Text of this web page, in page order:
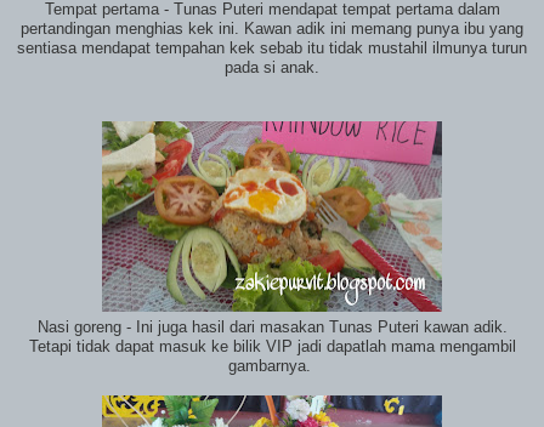
Tempat pertama - Tunas Puteri mendapat tempat pertama dalam
pertandingan menghias kek ini. Kawan adik ini memang punya ibu yang
sentiasa mendapat tempahan kek sebab itu tidak mustahil ilmunya turun
pada si anak.
Nasi goreng - Ini juga hasil dari masakan Tunas Puteri kawan adik.
Tetapi tidak dapat masuk ke bilik VIP jadi dapatlah mama mengambil
gambarnya.